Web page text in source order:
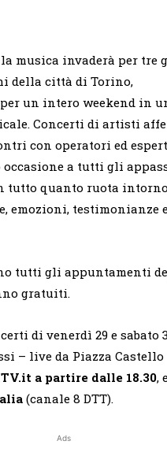
la musica invaderà per tre
della città di Torino,
un intero weekend in
Concerti di artisti
con operatori ed
occasione a tutti gli
tutto quanto ruota
emozioni, testimonianze
tutti gli appuntamenti
gratuiti.
di venerdì 29 e sabato
– live da Piazza Castello
a partire dalle 18.30,
(canale 8 DTT).
Ads